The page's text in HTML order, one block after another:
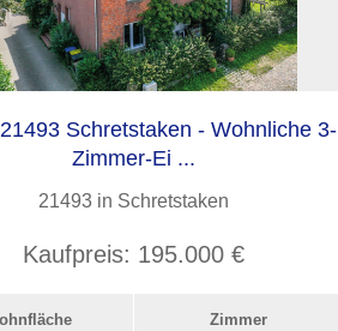
Schretstaken - Wohnliche 3-
Zimmer-Ei ...
21493 in Schretstaken
Kaufpreis: 195.000 €
Zimmer